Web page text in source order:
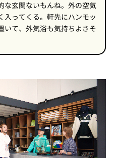
な玄関ないもんね。外の空気
入ってくる。軒先にハンモッ
いて、外気浴も気持ちよさそ